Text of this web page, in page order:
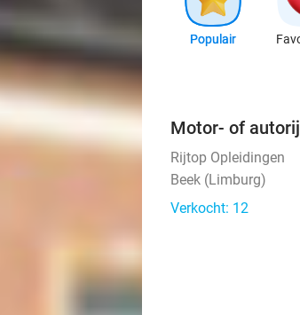
Populair
Motor- of
Rijtop Opleidingen
Beek (Limburg)
Verkocht: 12